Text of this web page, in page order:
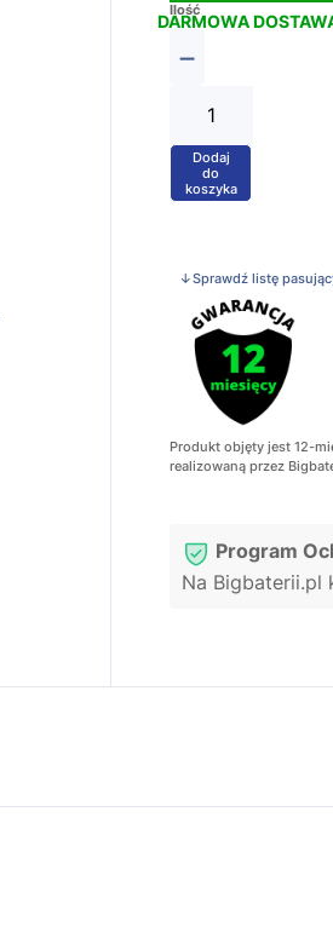
DARMOWA
Ilość
−
+
Dodaj
do
koszyka
↓Sprawdź listę
Produkt objęty jest 12-
realizowaną przez
Program
Na Bigbaterii.pl